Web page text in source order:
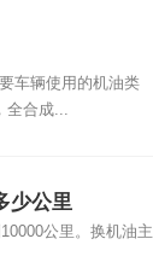
车辆使用的机油类
全合成...
少公里
公里。换机油主